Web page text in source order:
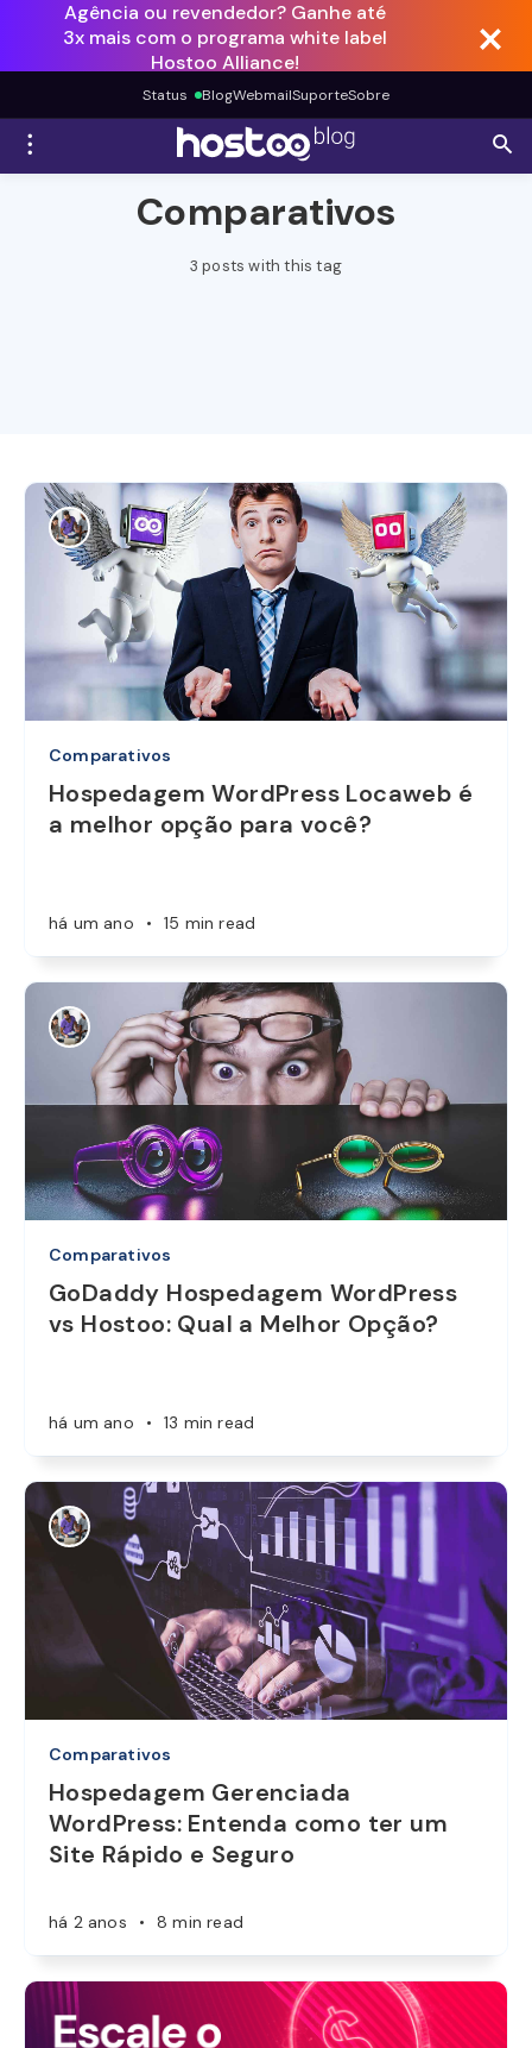
Agência ou revendedor? Ganhe até
3x mais com o programa white label
Hostoo Alliance!
Status BlogWebmailSuporteSobre
Comparativos
3 posts with this tag
Comparativos
Hospedagem WordPress Locaweb é
a melhor opção para você?
há um ano • 15 min read
Comparativos
GoDaddy Hospedagem WordPress
vs Hostoo: Qual a Melhor Opção?
há um ano • 13 min read
Comparativos
Hospedagem Gerenciada
WordPress: Entenda como ter um
Site Rápido e Seguro
há 2 anos • 8 min read